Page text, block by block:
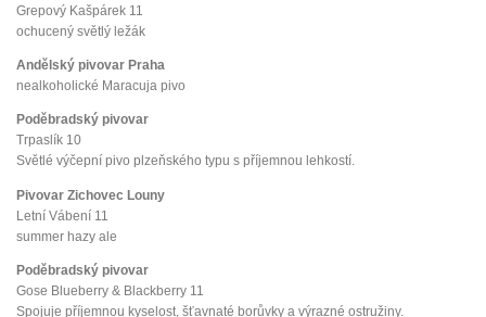
Grepový Kašpárek 11
ochucený světlý ležák
Andělský pivovar Praha
nealkoholické Maracuja pivo
Poděbradský pivovar
Trpaslík 10
Světlé výčepní pivo plzeňského typu s příjemnou lehkostí.
Pivovar Zichovec Louny
Letní Vábení 11
summer hazy ale
Poděbradský pivovar
Gose Blueberry & Blackberry 11
Spojuje příjemnou kyselost, šťavnaté borůvky a výrazné ostružiny.